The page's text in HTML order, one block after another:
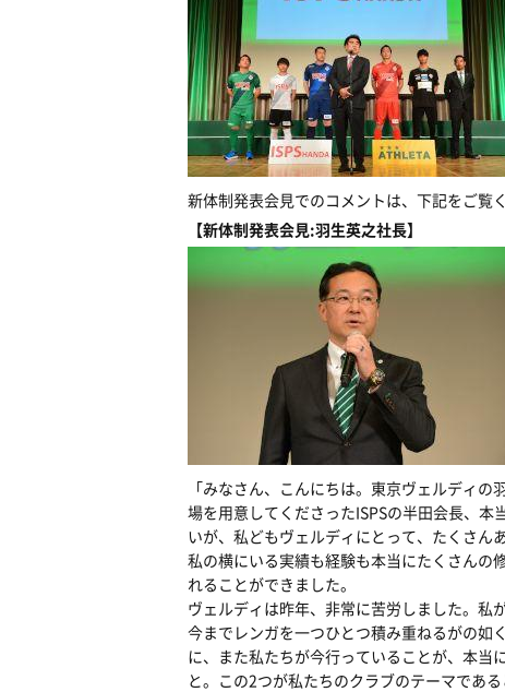
新体制発表会見でのコメントは、下記をご覧く
【新体制発表会見:羽生英之社長】
「みなさん、こんにちは。東京ヴェルディ
場を用意してくださったISPSの半田会長、
いが、私どもヴェルディにとって、たくさん
私の横にいる実績も経験も本当にたくさんの
れることができました。
ヴェルディは昨年、非常に苦労しました。私
今までレンガを一つひとつ積み重ねるがの如
に、また私たちが今行っていることが、本当
と。この2つが私たちのクラブのテーマであ